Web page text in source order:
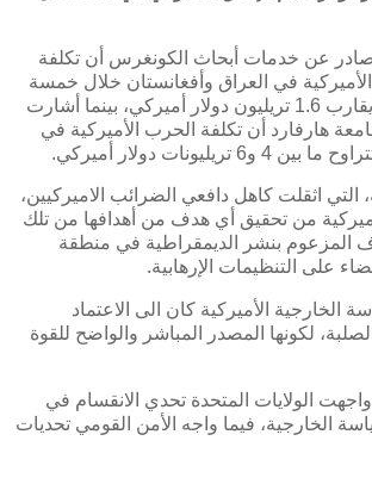
عن خدمات أبحاث الكونغرس أن تكلفة
الأميركية في العراق وأفغانستان خلال خمسة
عشر سنة تقريبا ما يقارب 1.6 تريليون دولار أميركي، بينما أشارت
هارفارد أن تكلفة الحرب الأميركية في
دولار أميركي.
التي اثقلت كاهل دافعي الضرائب الاميركيين،
من تحقيق أي هدف من أهدافها من تلك
المزعوم بنشر الديمقراطية في منطقة
على التنظيمات الإرهابية.
الخارجية الأميركية كان الى الاعتماد
لكونها المصدر المباشر والواضح للقوة
الولايات المتحدة تحدي الانقسام في
الخارجية، فيما واجه الأمن القومي تحديات